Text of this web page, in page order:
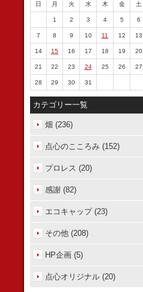
日 月 火 水 木 金 土
1 2 3 4 5 6
7 8 9 10 11 12 13
14 15 16 17 18 19 20
21 22 23 24 25 26 27
28 29 30 31
カテゴリー一覧
畑 (236)
点心のこころみ (152)
プロレス (20)
感謝 (82)
エコキャップ (23)
その他 (208)
HP企画 (5)
点心オリジナル (20)